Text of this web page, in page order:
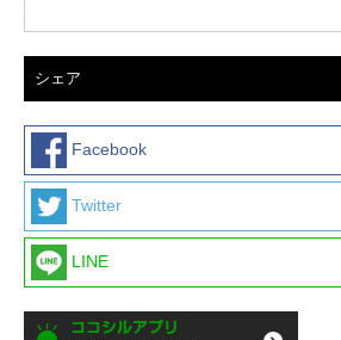
シェア
Facebook
Twitter
LINE